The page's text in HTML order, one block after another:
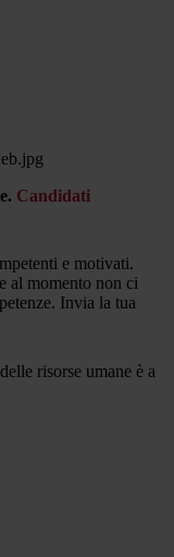
Candidati
e motivati.
al momento non ci
Invia la tua
risorse umane è a